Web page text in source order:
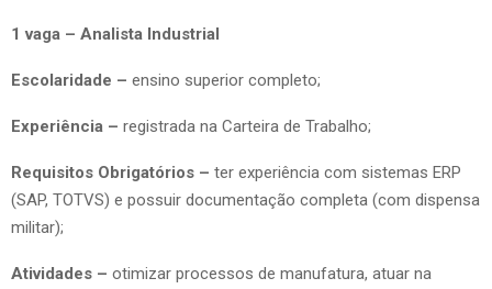
1 vaga – Analista Industrial
Escolaridade – ensino superior completo;
Experiência – registrada na Carteira de Trabalho;
Requisitos Obrigatórios – ter experiência com sistemas ERP
(SAP, TOTVS) e possuir documentação completa (com dispensa
militar);
Atividades – otimizar processos de manufatura, atuar na